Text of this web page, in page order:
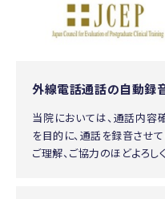
外線電話通話の自動録
当院においては、通話内容
を目的に、通話を録音させて
ご理解、ご協力のほどよろし